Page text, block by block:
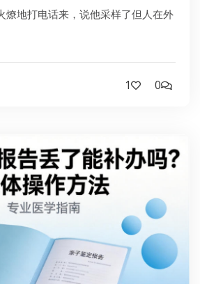
燎地打电话来，说他采样了但人在外
1 0